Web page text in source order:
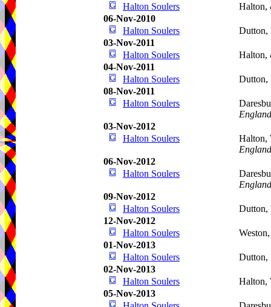
Halton Soulers
Halton,
06-Nov-2010
Halton Soulers
Dutton,
03-Nov-2011
Halton Soulers
Halton,
04-Nov-2011
Halton Soulers
Dutton,
08-Nov-2011
Halton Soulers
England
03-Nov-2012
Halton Soulers
Halton,
England
06-Nov-2012
Halton Soulers
England
09-Nov-2012
Halton Soulers
Dutton,
12-Nov-2012
Halton Soulers
01-Nov-2013
Halton Soulers
Dutton,
02-Nov-2013
Halton Soulers
Halton,
05-Nov-2013